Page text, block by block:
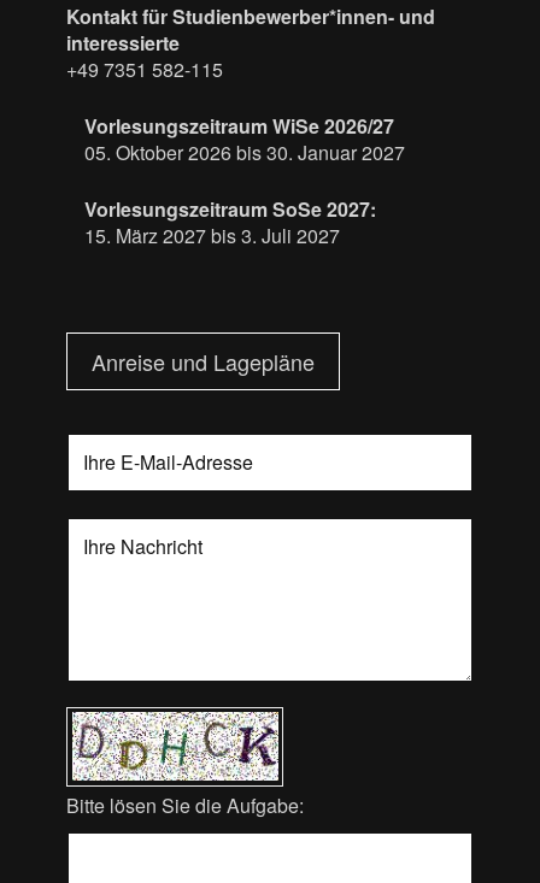
Kontakt für Studienbewerber*innen- und
interessierte
+49 7351 582-115
Vorlesungszeitraum WiSe 2026/27
05. Oktober 2026 bis 30. Januar 2027
Vorlesungszeitraum SoSe 2027:
15. März 2027 bis 3. Juli 2027
Anreise und Lagepläne
Bitte lösen Sie die Aufgabe: